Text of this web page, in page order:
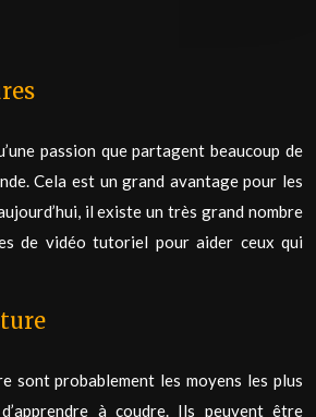
passion que partagent beaucoup de
Cela est un grand avantage pour les
il existe un très grand nombre
de vidéo tutoriel pour aider ceux qui
sont probablement les moyens les plus
à coudre. Ils peuvent être